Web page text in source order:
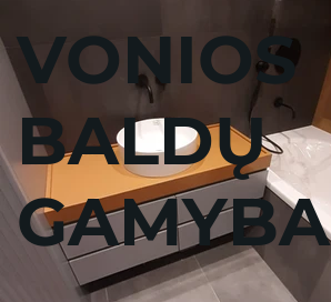
VONIOS
BALDŲ
GAMYBA